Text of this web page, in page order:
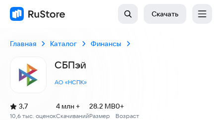
Скачать
Главная Каталог Финансы
СБПэй
АО «НСПК»
Рейтинг:
3,7
(
10,6 тыс. оценок
)
Скачиваний
4 млн +
Размер
28.2 MB
Возраст
0+